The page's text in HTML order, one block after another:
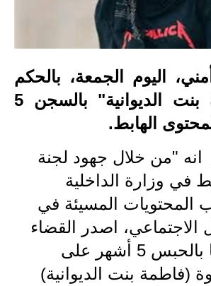
قطع الاراضي
اخبار العراق
الاخبار السياسية
الاخبار الامنية
الاخبار الاقتصادية
الاخبار الرياضية
المدارس
اخبار وقرارات وزارة التربية
نتائج الامتحانات
اليوم الجمعة، بالحكم
على "فاطمة بنت الديوانية" بالسجن 5
الهابط.
"من خلال جهود لجنة
في وزارة الداخلية
المحتويات المسيئة في
الاجتماعي، اصدر القضاء
العراقي حكما بالحبس 5 أشهر على
(فاطمة بنت الديوانية)